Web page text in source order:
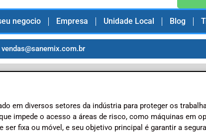
negocio Empresa Unidade Local Blog
vendas@sanemix.com.br
em diversos setores da indústria para proteger os
impede o acesso a áreas de risco, como máquinas em
fixa ou móvel, e seu objetivo principal é garantir a